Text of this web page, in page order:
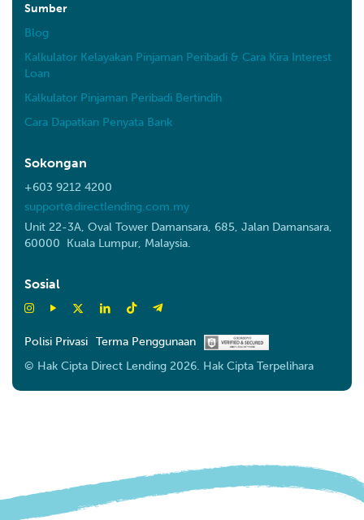
Sokongan
+603 9212 4200
support@directlending.com.my
Unit 22-3A, Oval Tower Damansara, 685, Jalan Damansara,
60000 Kuala Lumpur, Malaysia.
Sumber
Blog
Kalkulator Kelayakan Pinjaman Peribadi & Cara Kira Interest
Loan
Kalkulator Pinjaman Peribadi Bertindih
Cara Dapatkan Penyata Bank
Sosial
© Hak Cipta Direct Lending 2026. Hak Cipta Terpelihara
Polisi Privasi Terma Penggunaan